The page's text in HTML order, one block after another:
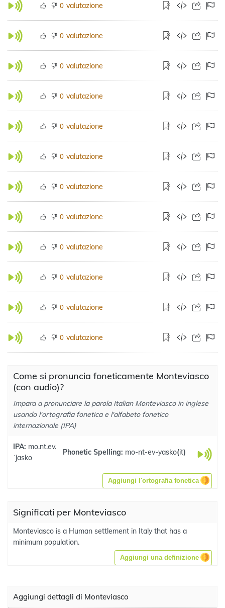
0 valutazione
0 valutazione
0 valutazione
0 valutazione
0 valutazione
0 valutazione
0 valutazione
0 valutazione
0 valutazione
0 valutazione
0 valutazione
0 valutazione
Come si pronuncia foneticamente Monteviasco
(con audio)?
Impara a pronunciare la parola Italian Monteviasco in inglese
usando l'ortografia fonetica e l'alfabeto fonetico
internazionale (IPA)
IPA: mo.nt.ev.
ˈjasko
Phonetic Spelling: mo-nt-ev-yasko(it)
Aggiungi l'ortografia fonetica
Significati per Monteviasco
Monteviasco is a Human settlement in Italy that has a
minimum population.
Aggiungi una definizione
Aggiungi dettagli di Monteviasco